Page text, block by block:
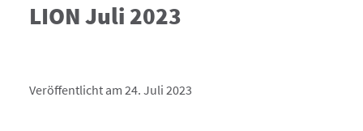
LION Juli 2023
Veröffentlicht am 24. Juli 2023